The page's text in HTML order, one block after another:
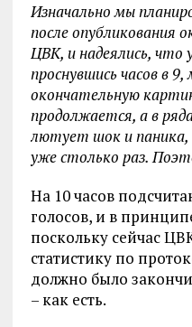
Изначально мы
после опубликования
ЦВК, и надеялись, что
проснувшись часов в
окончательную
продолжается, а в
лютует шок и
уже столько раз.
На 10 часов
голосов, и в
поскольку сейчас
статистику по
должно было
– как есть.